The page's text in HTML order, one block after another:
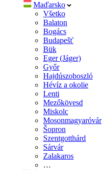
Maďarsko
Všetko
Balaton
Bogács
Budapešť
Bük
Eger (Jáger)
Győr
Hajdúszoboszló
Hévíz a okolie
Lenti
Mezőkövesd
Miskolc
Mosonmagyaróvár
Šopron
Szentgotthárd
Sárvár
Zalakaros
…